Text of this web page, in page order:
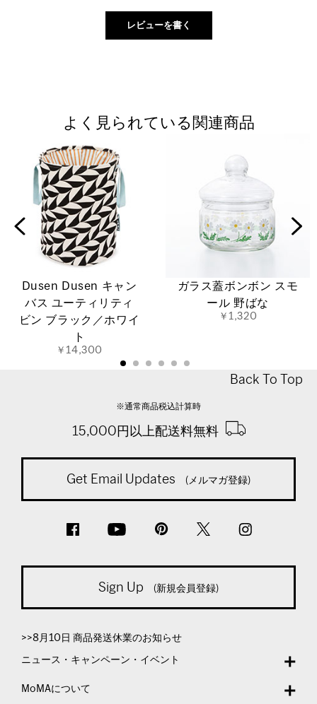
よく見られている関連商品
Dusen Dusen キャン
バス ユーティリティ
ビン ブラック／ホワイ
ト
￥14,300
ガラス蓋ボンボン スモ
ール 野ばな
￥1,320
Back To Top
※通常商品税込計算時
15,000円以上配送料無料
Get Email Updates (メルマガ登録)
Sign Up (新規会員登録)
>>8月10日 商品発送休業のお知らせ
ニュース・キャンペーン・イベント
MoMAについて